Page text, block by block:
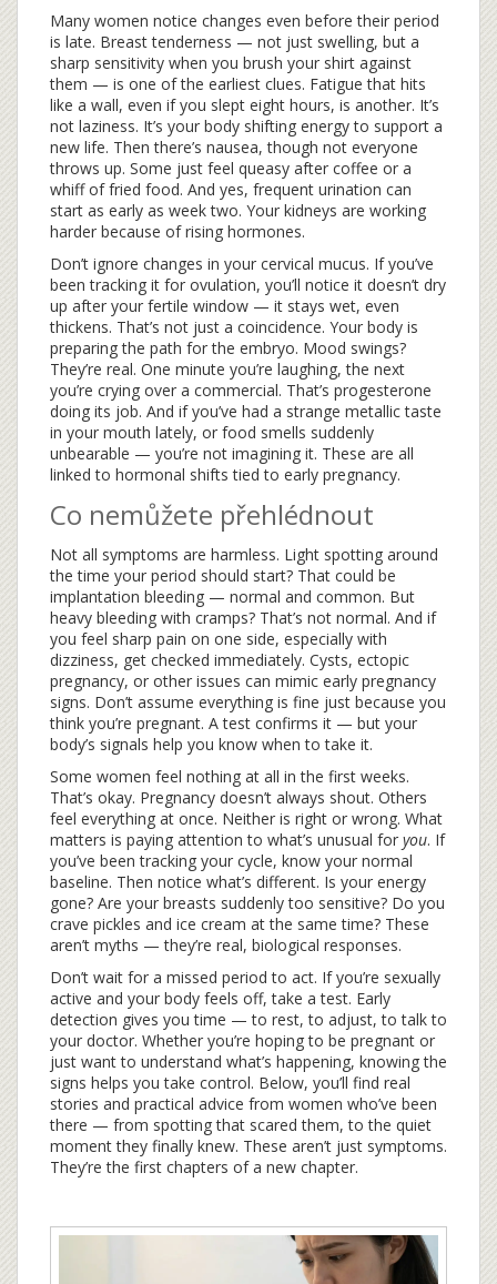
Many women notice changes even before their period
is late. Breast tenderness — not just swelling, but a
sharp sensitivity when you brush your shirt against
them — is one of the earliest clues. Fatigue that hits
like a wall, even if you slept eight hours, is another. It’s
not laziness. It’s your body shifting energy to support a
new life. Then there’s nausea, though not everyone
throws up. Some just feel queasy after coffee or a
whiff of fried food. And yes, frequent urination can
start as early as week two. Your kidneys are working
harder because of rising hormones.
Don’t ignore changes in your cervical mucus. If you’ve
been tracking it for ovulation, you’ll notice it doesn’t dry
up after your fertile window — it stays wet, even
thickens. That’s not just a coincidence. Your body is
preparing the path for the embryo. Mood swings?
They’re real. One minute you’re laughing, the next
you’re crying over a commercial. That’s progesterone
doing its job. And if you’ve had a strange metallic taste
in your mouth lately, or food smells suddenly
unbearable — you’re not imagining it. These are all
linked to hormonal shifts tied to early pregnancy.
Co nemůžete přehlédnout
Not all symptoms are harmless. Light spotting around
the time your period should start? That could be
implantation bleeding — normal and common. But
heavy bleeding with cramps? That’s not normal. And if
you feel sharp pain on one side, especially with
dizziness, get checked immediately. Cysts, ectopic
pregnancy, or other issues can mimic early pregnancy
signs. Don’t assume everything is fine just because you
think you’re pregnant. A test confirms it — but your
body’s signals help you know when to take it.
Some women feel nothing at all in the first weeks.
That’s okay. Pregnancy doesn’t always shout. Others
feel everything at once. Neither is right or wrong. What
matters is paying attention to what’s unusual for you. If
you’ve been tracking your cycle, know your normal
baseline. Then notice what’s different. Is your energy
gone? Are your breasts suddenly too sensitive? Do you
crave pickles and ice cream at the same time? These
aren’t myths — they’re real, biological responses.
Don’t wait for a missed period to act. If you’re sexually
active and your body feels off, take a test. Early
detection gives you time — to rest, to adjust, to talk to
your doctor. Whether you’re hoping to be pregnant or
just want to understand what’s happening, knowing the
signs helps you take control. Below, you’ll find real
stories and practical advice from women who’ve been
there — from spotting that scared them, to the quiet
moment they finally knew. These aren’t just symptoms.
They’re the first chapters of a new chapter.